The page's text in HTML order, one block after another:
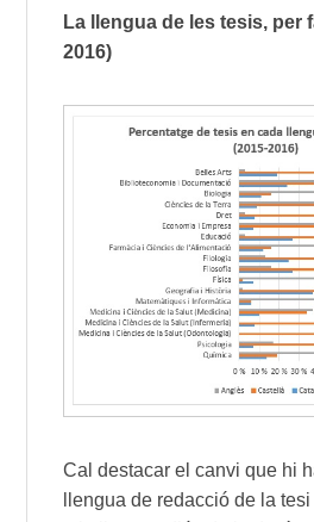
La llengua de les tesis, per
2016)
Cal destacar el canvi que hi
llengua de redacció de la